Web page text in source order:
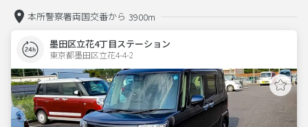
本所警察署両国交番から 3900m
墨田区立花4丁目ステーション
東京都墨田区立花4-4-2